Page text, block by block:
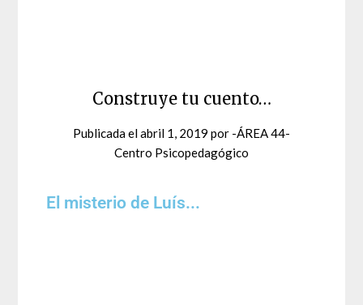
Construye tu cuento…
Publicada elabril 1, 2019 por -ÁREA 44-
Centro Psicopedagógico
El misterio de Luís...